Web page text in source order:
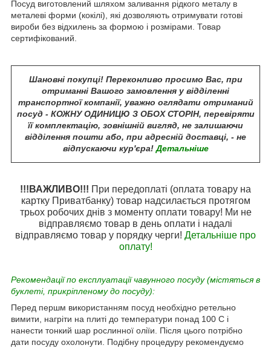
Посуд виготовлений шляхом заливання рідкого металу в
металеві форми (кокілі), які дозволяють отримувати готові
вироби без відхилень за формою і розмірами. Товар
сертифікований.
Шановні покупці! Переконливо просимо Вас, при
отриманні Вашого замовлення у відділенні
транспортної компанії, уважно оглядати отриманий
посуд - КОЖНУ ОДИНИЦЮ З ОБОХ СТОРІН, перевіряти
її комплектацію, зовнішній вигляд, не залишаючи
відділення пошти або, при адресній доставці, - не
відпускаючи кур'єра!Детальніше
!!!ВАЖЛИВО!!! При передоплаті (оплата товару на
картку Приватбанку) товар надсилається протягом
трьох робочих днів з моменту оплати товару! Ми не
відправляємо товар в день оплати і надалі
відправляємо товар у порядку черги! Детальніше про
оплату!
Рекомендації по експлуатації чавунного посуду (містяться в
буклеті, прикріпленому до посуду):
Перед першм використанням посуд необхідно ретельно
вимити, нагріти на плиті до температури понад 100 С і
нанести тонкий шар рослинної оліїи. Після цього потрібно
дати посуду охолонути. Подібну процедуру рекомендуємо